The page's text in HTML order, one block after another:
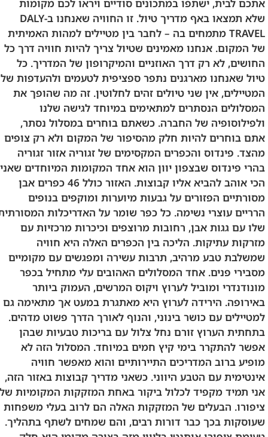
אתכם לבית, ישתפו במתכונים סודיים ויראו לכם מקומות
שלא תמצאו באף מדריך טיול. זו החוויה שאנחנו ב-DALY
TRAVEL מתמחים בה – לחבר בין מטיילים למהות האמיתית
של המקום. אנחנו מאמינים שטיול צריך להיות חוויה דרך כל
החושים, לא רק דרך האוזניים והמיקרופון של המדריך. כל
טיול שאנחנו מארגנים נתפר ספציפית לטעמים ולהעדפות של
המטיילים, אין שני טיולים זהים לחלוטין. זה מה שהופך את
המסלולים הנסתרים למתאימים במיוחד לגישה שלנו
ולפילוסופיה של החברה. כשאתם בוחרים במסלול נסתר,
אתם בוחרים להיות חלק מהסיפור של המקום ולא רק צופים
מהצד. פינדוס והכפרים המקסימים של זגוריה אזור זגוריה
בהרי פינדוס שבצפון יוון הוא אחד המקומות המיוחדים שאני
הכי אוהב להביא אליו קבוצות. האזור כולל 46 כפרים אבן
מסורתיים הפזורים על גבעות מיוערות ומוקפים בנופים
הרריים עוצרי נשימה. כל כפר שומר על האדריכלות המסורתית
שלו עם גגות אבן, רחובות מרוצפים וכיכרות מרכזיות עם
מזרקות עתיקות. הליכה בין הכפרים האלה היא חוויה
שמשלבת טבע מרהיב, תרבות עשירה ומפגשים עם מקומיים
מסבירי פנים. אחד המסלולים האהובים עלי מתחיל בכפר
מונודנדרי ומוביל לערוץ ויקוס המרשים, העמוק ביותר
באירופה. הירידה לערוץ היא מאתגרת במעט אך מתאימה גם
למטיילים עם כושר בינוני, והנוף לאורך הדרך פשוט מדהים.
בתחתית הערוץ זורם נחל צלול עם בריכות טבעיות שבהן
אפשר להתקרר בימי קיץ חמים במיוחד. המסלול הזה לא
מופיע ברוב המדריכים התיירותיים והוא מאפשר חוויה
אינטימית עם הטבע היווני. כשאני מדריך קבוצות באזור הזה,
אני תמיד מקפיד לכלול ביקור באחת המזקקות המקומיות של
ציפורו. הבעלים של המזקקות האלה הם לרוב בעלי משפחות
שעוסקות בכך כבר דורות רבים, והם שמחים לשתף בתהליך.